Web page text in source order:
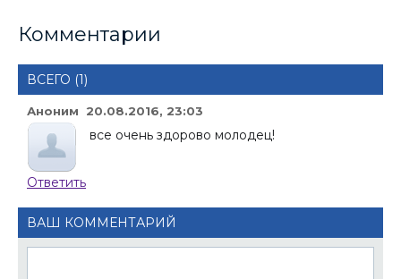
Комментарии
ВСЕГО (1)
Аноним 20.08.2016, 23:03
все очень здорово молодец!
Ответить
ВАШ КОММЕНТАРИЙ